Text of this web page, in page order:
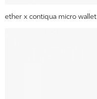
ether x contiqua micro wallet